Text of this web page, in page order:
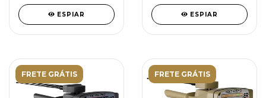
ESPIAR ESPIAR
FRETE GRÁTIS FRETE GRÁTIS